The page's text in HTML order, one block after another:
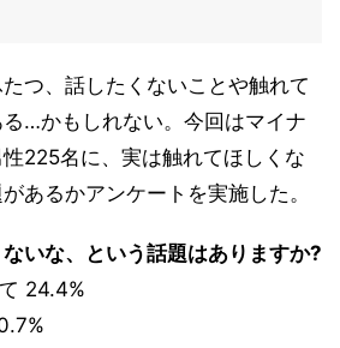
つ、話したくないことや触れて
…かもしれない。今回はマイナ
225名に、実は触れてほしくな
あるかアンケートを実施した。
いな、という話題はありますか?
24.4%